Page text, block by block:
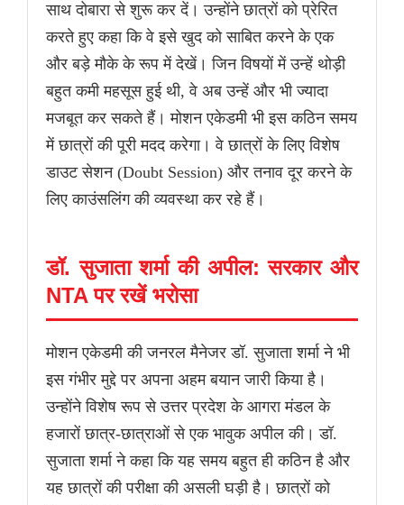
साथ दोबारा से शुरू कर दें। उन्होंने छात्रों को प्रेरित
करते हुए कहा कि वे इसे खुद को साबित करने के एक
और बड़े मौके के रूप में देखें। जिन विषयों में उन्हें थोड़ी
बहुत कमी महसूस हुई थी, वे अब उन्हें और भी ज्यादा
मजबूत कर सकते हैं। मोशन एकेडमी भी इस कठिन समय
में छात्रों की पूरी मदद करेगा। वे छात्रों के लिए विशेष
डाउट सेशन (Doubt Session) और तनाव दूर करने के
लिए काउंसलिंग की व्यवस्था कर रहे हैं।
डॉ. सुजाता शर्मा की अपील: सरकार और
NTA पर रखें भरोसा
मोशन एकेडमी की जनरल मैनेजर डॉ. सुजाता शर्मा ने भी
इस गंभीर मुद्दे पर अपना अहम बयान जारी किया है।
उन्होंने विशेष रूप से उत्तर प्रदेश के आगरा मंडल के
हजारों छात्र-छात्राओं से एक भावुक अपील की। डॉ.
सुजाता शर्मा ने कहा कि यह समय बहुत ही कठिन है और
यह छात्रों की परीक्षा की असली घड़ी है। छात्रों को